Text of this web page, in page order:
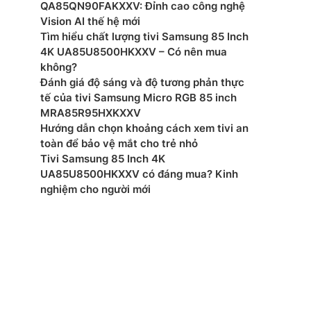
(LAN), HDMI Audio Return Channel, HDMI (High
RF In (Terrestrial / Cable input)
có chân (RxCxD): 1670 x 1033 x 393 mm
có chân đế: 29 kg
không chân, treo tường (RxCxD): 1670 x 975 x 83
không chân: 28 kg
QA85QN90FAKXXV: Đỉnh cao công nghệ
Vision AI thế hệ mới
Tìm hiểu chất lượng tivi Samsung 85 Inch
4K UA85U8500HKXXV – Có nên mua
không?
Đánh giá độ sáng và độ tương phản thực
tế của tivi Samsung Micro RGB 85 inch
MRA85R95HXKXXV
Hướng dẫn chọn khoảng cách xem tivi an
toàn để bảo vệ mắt cho trẻ nhỏ
Tivi Samsung 85 Inch 4K
UA85U8500HKXXV có đáng mua? Kinh
nghiệm cho người mới